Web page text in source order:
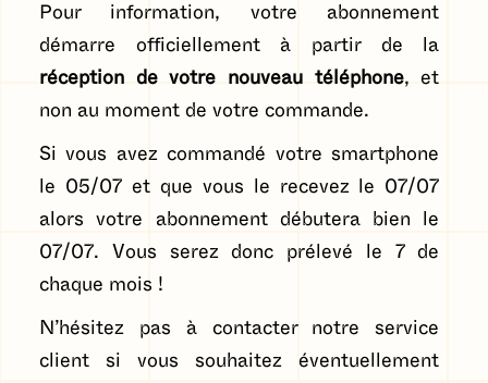
Pour information, votre abonnement
démarre officiellement à partir de la
réception de votre nouveau téléphone, et
non au moment de votre commande.
Si vous avez commandé votre smartphone
le 05/07 et que vous le recevez le 07/07
alors votre abonnement débutera bien le
07/07. Vous serez donc prélevé le 7 de
chaque mois !
N’hésitez pas à contacter notre service
client si vous souhaitez éventuellement